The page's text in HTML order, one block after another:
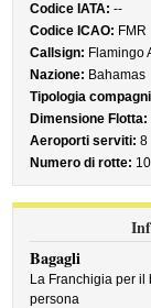
Codice IATA: --
Codice ICAO: FMR
Callsign: Flamingo
Nazione: Bahamas
Tipologia
Dimensione Flotta:
Aeroporti serviti: 8
Numero di rotte: 10
Bagagli
La Franchigia per
persona